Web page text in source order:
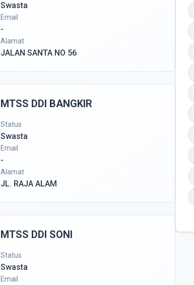
Swasta
Email
-
Alamat
JALAN SANTA NO 56
MTSS DDI BANGKIR
Status
Swasta
Email
-
Alamat
JL. RAJA ALAM
MTSS DDI SONI
Status
Swasta
Email